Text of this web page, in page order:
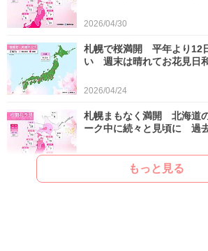
もっと見る
2026/04/30
札幌で桜満開 平年より12
い 週末は晴れてお花見日
2026/04/24
札幌まもなく満開 北海道
ーク中に続々と見頃に 過
2026/04/22
ゴールデンウィークは晴れ